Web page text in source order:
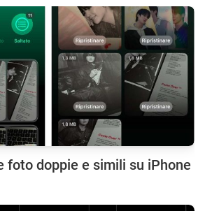
foto doppie e simili su iPhone